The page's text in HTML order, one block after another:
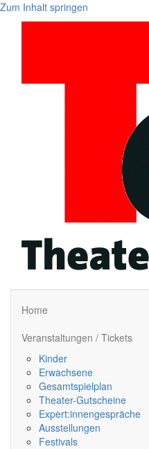
Zum Inhalt springen
Home
Veranstaltungen / Tickets
Kinder
Erwachsene
Gesamtspielplan
Theater-Gutscheine
Expert:innengespräche
Ausstellungen
Festivals